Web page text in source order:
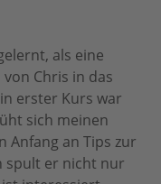
als eine
Chris in das
erster Kurs war
sich meinen
Anfang an Tips zur
spult er nicht nur